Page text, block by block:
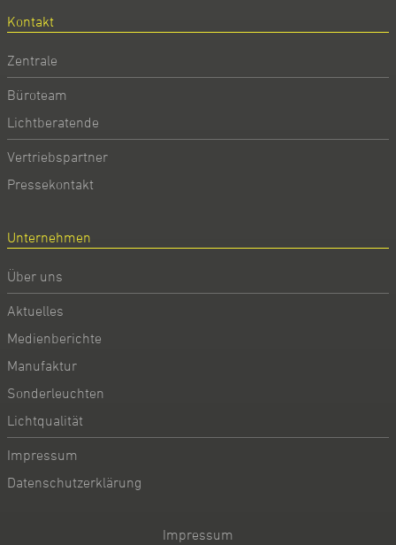
Kontakt
Zentrale
Büroteam
Lichtberatende
Vertriebspartner
Pressekontakt
Unternehmen
Über uns
Aktuelles
Medienberichte
Manufaktur
Sonderleuchten
Lichtqualität
Impressum
Datenschutzerklärung
Impressum